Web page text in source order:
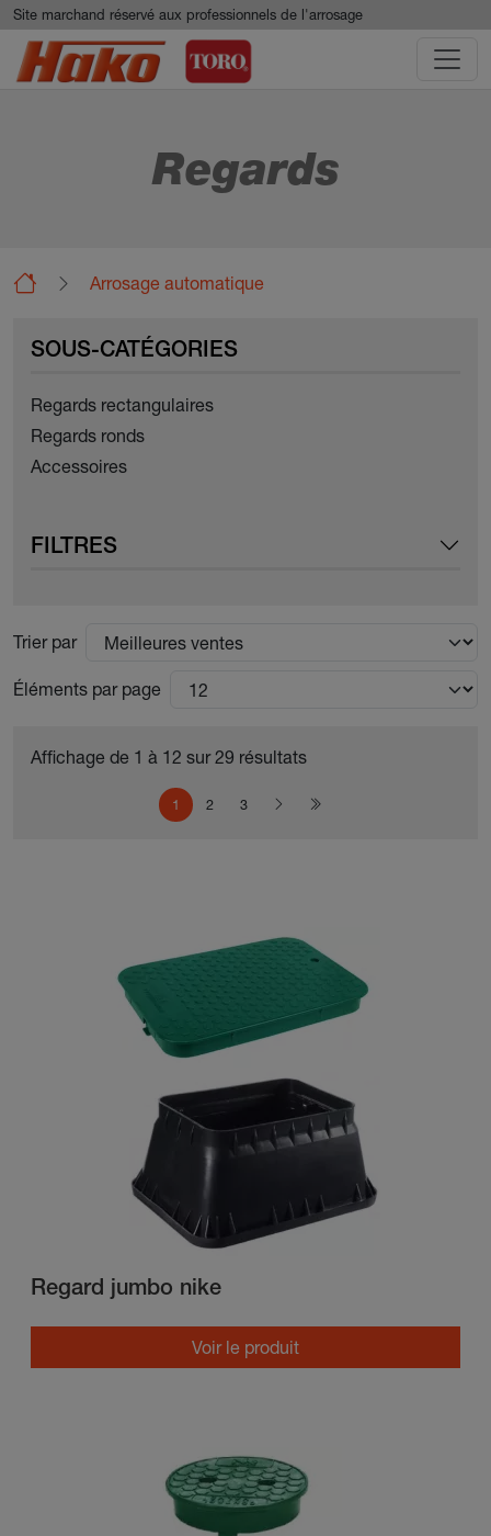
Aller au contenu principal
Site marchand réservé aux professionnels de l'arrosage
Regards
Arrosage automatique
Regards
SOUS-CATÉGORIES
Regards rectangulaires
Regards ronds
Accessoires
FILTRES
Trier par
Éléments par page
Affichage de 1 à 12 sur 29 résultats
Pagination
Page courante
1 Page
2 Page
3 Page suivanteDernière page
Regard jumbo nike
Voir le produit
Panneau de gestion des cookies